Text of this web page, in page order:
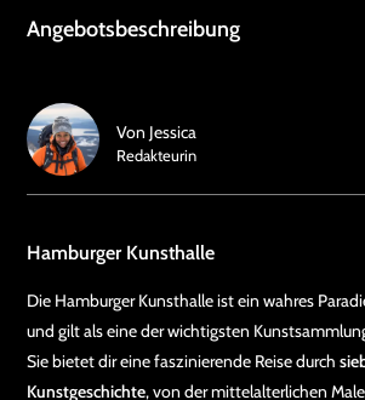
Angebotsbeschreibung
Hamburger Kunsthalle
Die Hamburger Kunsthalle ist ein wahres
und gilt als eine der wichtigsten
Sie bietet dir eine faszinierende Reise durch
Kunstgeschichte, von der mittelalterlichen
Von Jessica
Redakteurin